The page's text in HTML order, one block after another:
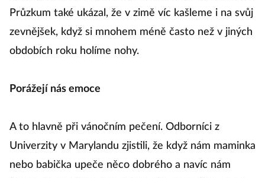
Průzkum také ukázal, že v zimě víc kašleme i na svůj
zevnějšek, když si mnohem méně často než v jiných
obdobích roku holíme nohy.
Porážejí nás emoce
A to hlavně při vánočním pečení. Odborníci z
Univerzity v Marylandu zjistili, že když nám maminka
nebo babička upeče něco dobrého a navíc nám